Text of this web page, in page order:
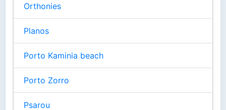
Orthonies
Planos
Porto Kaminia beach
Porto Zorro
Psarou